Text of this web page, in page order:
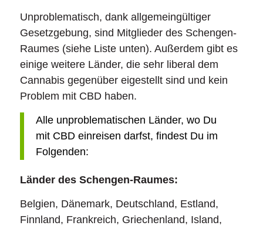
Unproblematisch, dank allgemeingültiger
Gesetzgebung, sind Mitglieder des Schengen-
Raumes (siehe Liste unten). Außerdem gibt es
einige weitere Länder, die sehr liberal dem
Cannabis gegenüber eigestellt sind und kein
Problem mit CBD haben.
Alle unproblematischen Länder, wo Du
mit CBD einreisen darfst, findest Du im
Folgenden:
Länder des Schengen-Raumes:
Belgien, Dänemark, Deutschland, Estland,
Finnland, Frankreich, Griechenland, Island,